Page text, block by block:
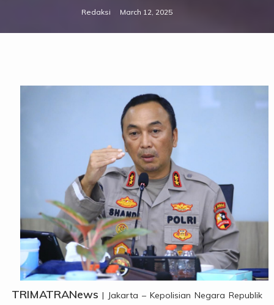
Redaksi March 12, 2025
TRIMATRANews | Jakarta – Kepolisian Negara Republik